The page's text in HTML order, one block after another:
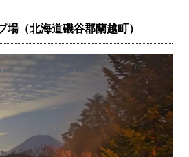
場（北海道磯谷郡蘭越町）